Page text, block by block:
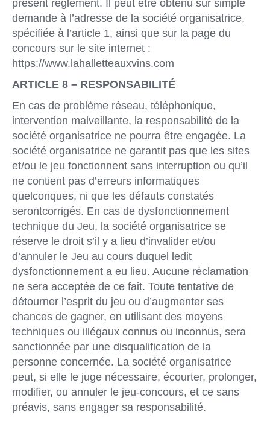
présent règlement. Il peut être obtenu sur simple
demande à l’adresse de la société organisatrice,
spécifiée à l’article 1, ainsi que sur la page du
concours sur le site internet :
https://www.lahalletteauxvins.com
ARTICLE 8 – RESPONSABILITÉ
En cas de problème réseau, téléphonique,
intervention malveillante, la responsabilité de la
société organisatrice ne pourra être engagée. La
société organisatrice ne garantit pas que les sites
et/ou le jeu fonctionnent sans interruption ou qu’il
ne contient pas d’erreurs informatiques
quelconques, ni que les défauts constatés
serontcorrigés. En cas de dysfonctionnement
technique du Jeu, la société organisatrice se
réserve le droit s’il y a lieu d’invalider et/ou
d’annuler le Jeu au cours duquel ledit
dysfonctionnement a eu lieu. Aucune réclamation
ne sera acceptée de ce fait. Toute tentative de
détourner l’esprit du jeu ou d’augmenter ses
chances de gagner, en utilisant des moyens
techniques ou illégaux connus ou inconnus, sera
sanctionnée par une disqualification de la
personne concernée. La société organisatrice
peut, si elle le juge nécessaire, écourter, prolonger,
modifier, ou annuler le jeu-concours, et ce sans
préavis, sans engager sa responsabilité.